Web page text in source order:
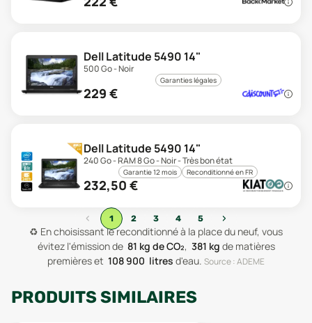
Dell Latitude 5490 14"
500 Go - Noir
Garanties légales
229 €
Dell Latitude 5490 14"
240 Go - RAM 8 Go - Noir - Très bon état
Garantie 12 mois Reconditionné en FR
232,50 €
‹ 1 2 3 4 5
›
♻️ En choisissant le reconditionné à la place du neuf, vous
évitez l'émission de 81 kg de CO₂, 381 kg de matières
premièreset 108 900 litres d'eau. Source : ADEME
PRODUITS SIMILAIRES